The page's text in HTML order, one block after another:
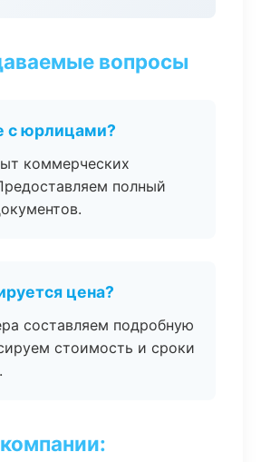
вопросы
с юрлицами?
коммерческих
полный
цена?
составляем подробную
стоимость и сроки